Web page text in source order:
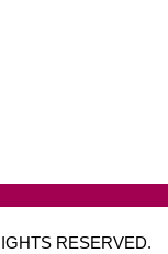
RESERVED.